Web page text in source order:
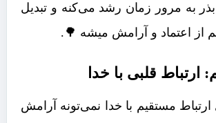
به مرور زمان رشد می‌کنه و تبدیل
از اعتماد و آرامش میشه 🌳.
قلبی با خدا
مستقیم با خدا نمی‌تونه آرامش